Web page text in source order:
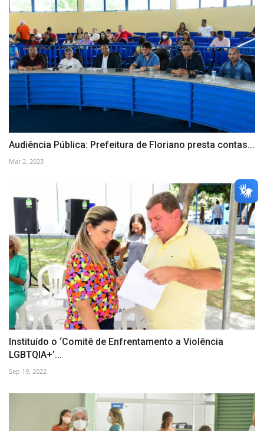
Audiência Pública: Prefeitura de Floriano presta contas...
Mar 2, 2023
Instituído o ‘Comitê de Enfrentamento a Violência
LGBTQIA+’...
Sep 19, 2022